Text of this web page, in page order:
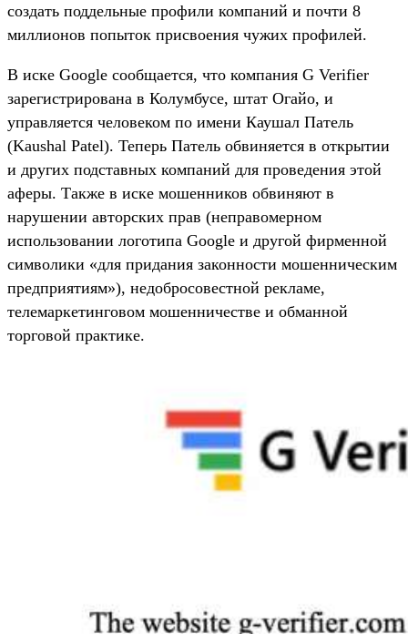
создать поддельные профили компаний и почти 8
миллионов попыток присвоения чужих профилей.
В иске Google сообщается, что компания G Verifier
зарегистрирована в Колумбусе, штат Огайо, и
управляется человеком по имени Каушал Патель
(Kaushal Patel). Теперь Патель обвиняется в открытии
и других подставных компаний для проведения этой
аферы. Также в иске мошенников обвиняют в
нарушении авторских прав (неправомерном
использовании логотипа Google и другой фирменной
символики «для придания законности мошенническим
предприятиям»), недобросовестной рекламе,
телемаркетинговом мошенничестве и обманной
торговой практике.